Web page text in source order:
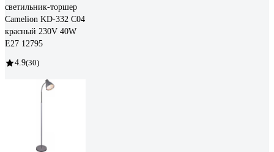
светильник-торшер
Camelion KD-332 C04
красный 230V 40W
E27 12795
4.9(30)